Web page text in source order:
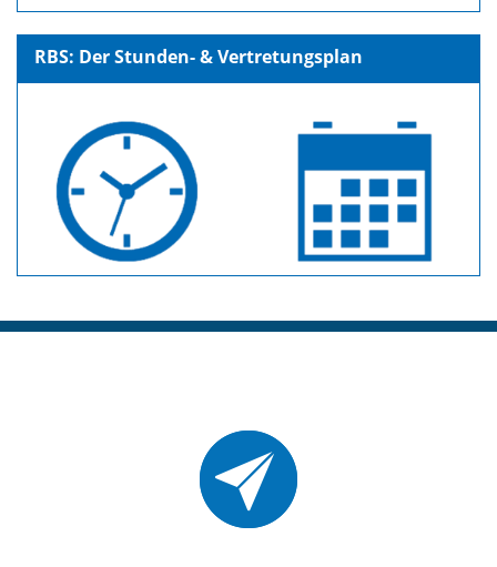
RBS: Der Stunden- & Vertretungsplan